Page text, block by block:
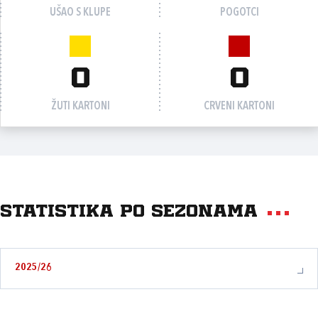
UŠAO S KLUPE POGOTCI
0
ŽUTI KARTONI
0
CRVENI KARTONI
Statistika po sezonama
2025/26